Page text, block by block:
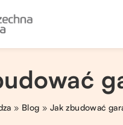
» Blog » Jak zbudować